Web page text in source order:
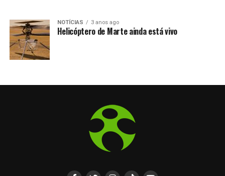
NOTÍCIAS 3 anos ago
Helicóptero de Marte ainda está vivo